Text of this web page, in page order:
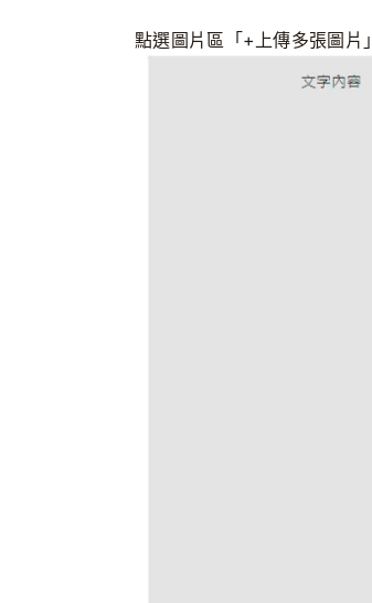
點選圖片區「+上傳多張圖片」